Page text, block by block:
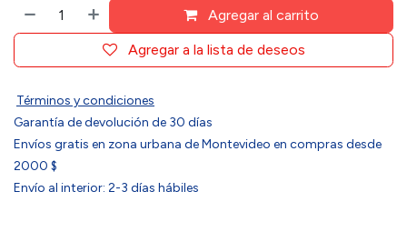
Agregar al carrito
Agregar a la lista de deseos
Términos y condiciones
Garantía de devolución de 30 días
Envíos gratis en zona urbana de Montevideo en compras desde
2000 $
Envío al interior: 2-3 días hábiles